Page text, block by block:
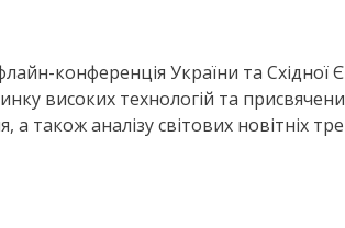
конференція України та
високих технологій та
також аналізу світових новітніх